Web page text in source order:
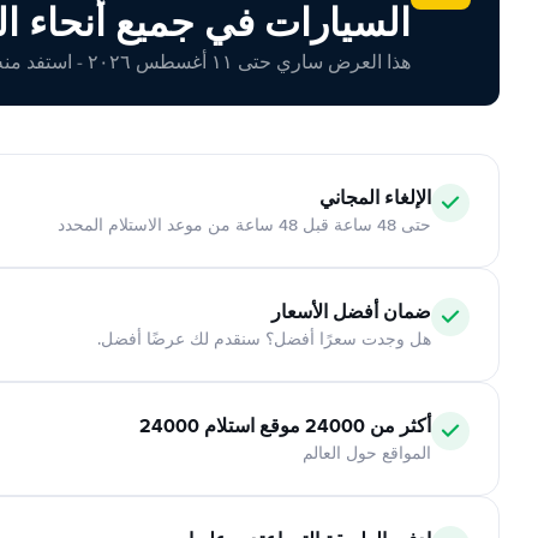
السيارات في جميع أنحاء
هذا العرض ساري حتى ١١ أغسطس ٢٠٢٦ - استفد منه اليوم!
الإلغاء المجاني
حتى 48 ساعة قبل 48 ساعة من موعد الاستلام المحدد
ضمان أفضل الأسعار
هل وجدت سعرًا أفضل؟ سنقدم لك عرضًا أفضل.
أكثر من 24000 موقع استلام 24000
المواقع حول العالم